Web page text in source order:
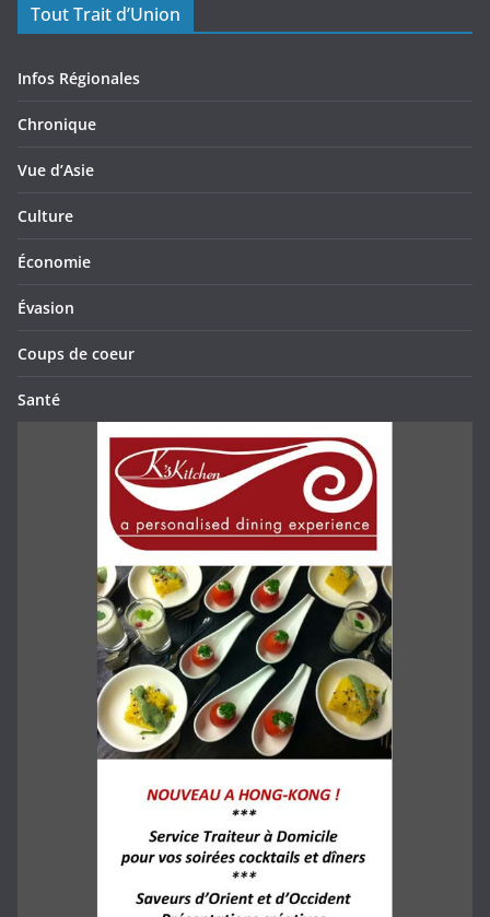
Tout Trait d’Union
Infos Régionales
Chronique
Vue d’Asie
Culture
Économie
Évasion
Coups de coeur
Santé